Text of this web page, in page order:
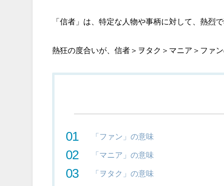
「信者」は、特定な人物や事柄に対して、熱烈
熱狂の度合いが、信者＞ヲタク＞マニア＞ファン
「ファン」の意味
「マニア」の意味
「ヲタク」の意味